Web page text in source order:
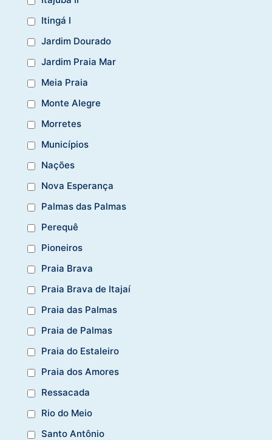
Itingá I
Jardim Dourado
Jardim Praia Mar
Meia Praia
Monte Alegre
Morretes
Municípios
Nações
Nova Esperança
Palmas das Palmas
Perequê
Pioneiros
Praia Brava
Praia Brava de Itajaí
Praia das Palmas
Praia de Palmas
Praia do Estaleiro
Praia dos Amores
Ressacada
Rio do Meio
Santo Antônio